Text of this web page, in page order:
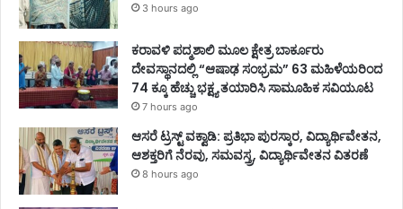
3 hours ago
ಕರಾವಳಿ ಪದ್ಮಶಾಲಿ ಮೂಲ ಕ್ಷೇತ್ರ ಬಾರ್ಕೂರು
ದೇವಸ್ಥಾನದಲ್ಲಿ “ಆಷಾಢ ಸಂಭ್ರಮ” 63 ಮಹಿಳೆಯರಿಂದ
74 ಕ್ಕೂ ಹೆಚ್ಚು ಭಕ್ಷ್ಯ ತಯಾರಿಸಿ ಸಾಮೂಹಿಕ ಸವಿಯೂಟ
7 hours ago
ಆಸರೆ ಟ್ರಸ್ಟ್‌ ವಕ್ವಾಡಿ: ಪ್ರತಿಭಾ ಪುರಸ್ಕಾರ, ವಿದ್ಯಾರ್ಥಿವೇತನ,
ಆಶಕ್ತರಿಗೆ ನೆರವು, ಸಮವಸ್ತ್ರ, ವಿದ್ಯಾರ್ಥಿವೇತನ ವಿತರಣೆ
8 hours ago